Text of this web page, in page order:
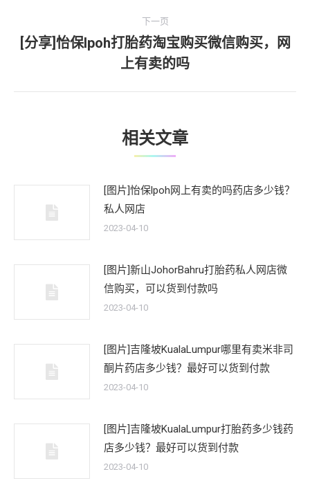
下一页
下
一
文
[分享]怡保lpoh打胎药淘宝购买微信购买，网
上有卖的吗
相关文章
[图片]怡保lpoh网上有卖的吗药店多少钱？
私人网店
2023-04-10
[图片]新山JohorBahru打胎药私人网店微
信购买，可以货到付款吗
2023-04-10
[图片]吉隆坡KualaLumpur哪里有卖米非司
酮片药店多少钱？最好可以货到付款
2023-04-10
[图片]吉隆坡KualaLumpur打胎药多少钱药
店多少钱？最好可以货到付款
2023-04-10